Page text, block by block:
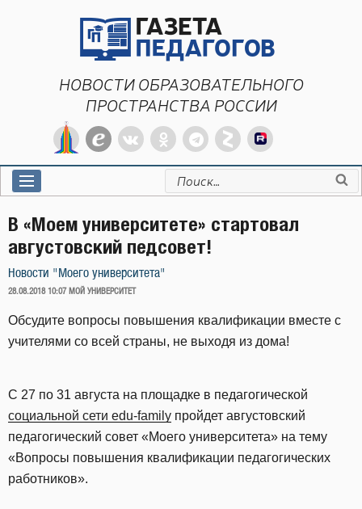
НОВОСТИ ОБРАЗОВАТЕЛЬНОГО
ПРОСТРАНСТВА РОССИИ
Искать:
В «Моем университете» стартовал
августовский педсовет!
Новости "Моего университета"
ОПУБЛИКОВАНО
28.08.2018 10:07 МОЙ УНИВЕРСИТЕТ
Обсудите вопросы повышения квалификации вместе с
учителями со всей страны, не выходя из дома!
С 27 по 31 августа на площадке в педагогической
социальной сети edu-family пройдет августовский
педагогический совет «Моего университета» на тему
«Вопросы повышения квалификации педагогических
работников».